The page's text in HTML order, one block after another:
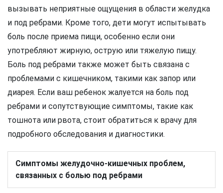
вызывать неприятные ощущения в области желудка
и под ребрами. Кроме того, дети могут испытывать
боль после приема пищи, особенно если они
употребляют жирную, острую или тяжелую пищу.
Боль под ребрами также может быть связана с
проблемами с кишечником, такими как запор или
диарея. Если ваш ребенок жалуется на боль под
ребрами и сопутствующие симптомы, такие как
тошнота или рвота, стоит обратиться к врачу для
подробного обследования и диагностики.
Симптомы желудочно-кишечных проблем,
связанных с болью под ребрами